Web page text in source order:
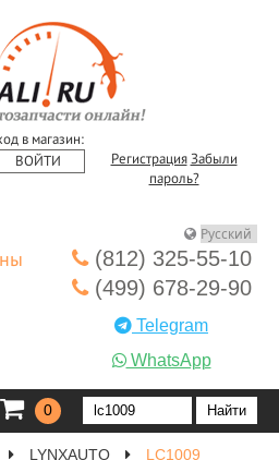
в магазин:
Регистрация Забыли
пароль?
(812) 325-55-10
(499) 678-29-90
Telegram
WhatsApp
0
LYNXAUTO LC1009